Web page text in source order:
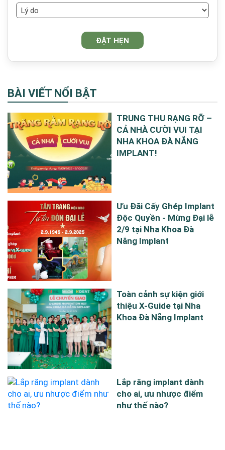
BÀI VIẾT NỔI BẬT
TRUNG THU RẠNG RỠ –
CẢ NHÀ CƯỜI VUI TẠI
NHA KHOA ĐÀ NẴNG
IMPLANT!
Ưu Đãi Cấy Ghép Implant
Độc Quyền - Mừng Đại lễ
2/9 tại Nha Khoa Đà
Nẵng Implant
Toàn cảnh sự kiện giới
thiệu X-Guide tại Nha
Khoa Đà Nẵng Implant
Lắp răng implant dành
cho ai, ưu nhược điểm
như thế nào?